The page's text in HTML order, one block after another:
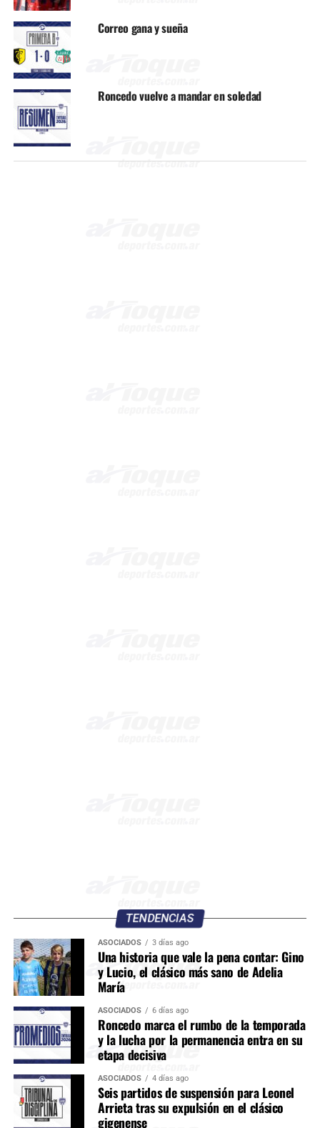
Correo gana y sueña
Roncedo vuelve a mandar en soledad
TENDENCIAS
ASOCIADOS 3 días ago
Una historia que vale la pena contar: Gino
y Lucio, el clásico más sano de Adelia
María
ASOCIADOS 6 días ago
Roncedo marca el rumbo de la temporada
y la lucha por la permanencia entra en su
etapa decisiva
ASOCIADOS 4 días ago
Seis partidos de suspensión para Leonel
Arrieta tras su expulsión en el clásico
gigenense